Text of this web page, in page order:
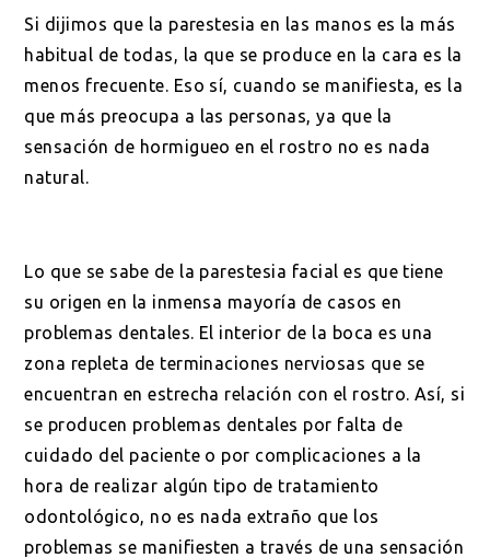
Si dijimos que la parestesia en las manos es la más
habitual de todas, la que se produce en la cara es la
menos frecuente. Eso sí, cuando se manifiesta, es la
que más preocupa a las personas, ya que la
sensación de hormigueo en el rostro no es nada
natural.
Lo que se sabe de la parestesia facial es que tiene
su origen en la inmensa mayoría de casos en
problemas dentales. El interior de la boca es una
zona repleta de terminaciones nerviosas que se
encuentran en estrecha relación con el rostro. Así, si
se producen problemas dentales por falta de
cuidado del paciente o por complicaciones a la
hora de realizar algún tipo de tratamiento
odontológico, no es nada extraño que los
problemas se manifiesten a través de una sensación